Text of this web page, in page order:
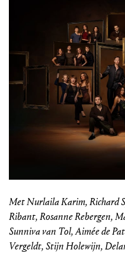
Met Nurlaila Karim, Richard
Ribant, Rosanne Rebergen,
Sunniva van Tol, Aimée de
Vergeldt, Stijn Holewijn,